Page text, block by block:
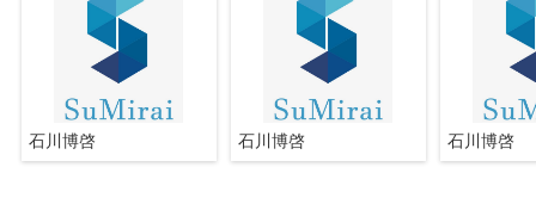
石川博啓 石川博啓 石川博啓